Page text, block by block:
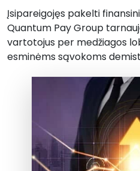
Įsipareigojęs pakelti
Quantum Pay Group
vartotojus per medžiagos
esminėms sąvokoms